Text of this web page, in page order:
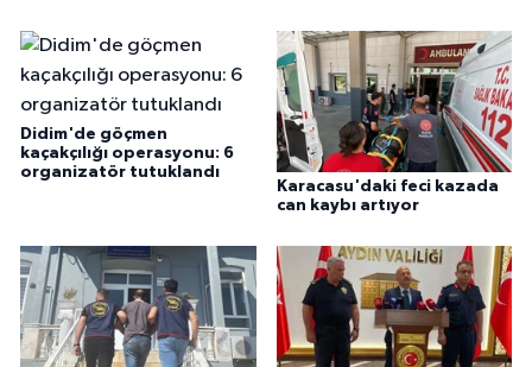
Didim'de göçmen
kaçakçılığı operasyonu: 6
organizatör tutuklandı
Karacasu'daki feci kazada
can kaybı artıyor